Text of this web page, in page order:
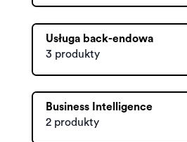
Usługa back-endowa
3 produkty
Business Intelligence
2 produkty